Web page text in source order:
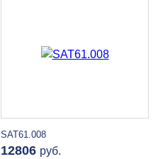
SAT61.008
12806 руб.